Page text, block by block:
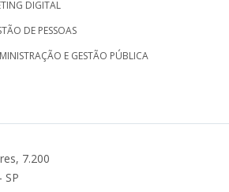
DIGITAL
DE PESSOAS
E GESTÃO PÚBLICA
7.200
SP